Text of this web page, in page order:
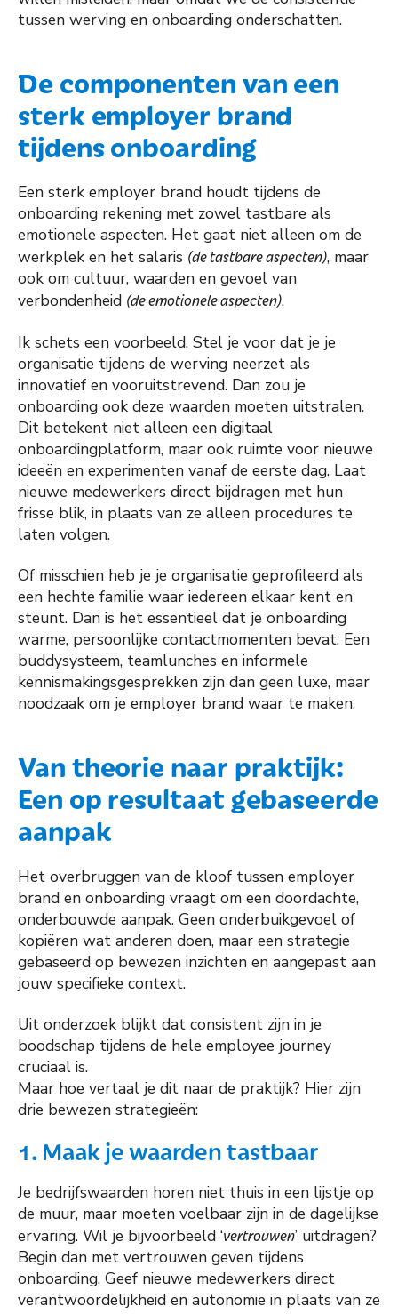
tussen werving en onboarding onderschatten.
De componenten van een
sterk employer brand
tijdens onboarding
Een sterk employer brand houdt tijdens de
onboarding rekening met zowel tastbare als
emotionele aspecten. Het gaat niet alleen om de
werkplek en het salaris (de tastbare aspecten), maar
ook om cultuur, waarden en gevoel van
verbondenheid (de emotionele aspecten).
Ik schets een voorbeeld. Stel je voor dat je je
organisatie tijdens de werving neerzet als
innovatief en vooruitstrevend. Dan zou je
onboarding ook deze waarden moeten uitstralen.
Dit betekent niet alleen een digitaal
onboardingplatform, maar ook ruimte voor nieuwe
ideeën en experimenten vanaf de eerste dag. Laat
nieuwe medewerkers direct bijdragen met hun
frisse blik, in plaats van ze alleen procedures te
laten volgen.
Of misschien heb je je organisatie geprofileerd als
een hechte familie waar iedereen elkaar kent en
steunt. Dan is het essentieel dat je onboarding
warme, persoonlijke contactmomenten bevat. Een
buddysysteem, teamlunches en informele
kennismakingsgesprekken zijn dan geen luxe, maar
noodzaak om je employer brand waar te maken.
Van theorie naar praktijk:
Een op resultaat gebaseerde
aanpak
Het overbruggen van de kloof tussen employer
brand en onboarding vraagt om een doordachte,
onderbouwde aanpak. Geen onderbuikgevoel of
kopiëren wat anderen doen, maar een strategie
gebaseerd op bewezen inzichten en aangepast aan
jouw specifieke context.
Uit onderzoek blijkt dat consistent zijn in je
boodschap tijdens de hele employee journey
cruciaal is.
Maar hoe vertaal je dit naar de praktijk? Hier zijn
drie bewezen strategieën:
1. Maak je waarden tastbaar
Je bedrijfswaarden horen niet thuis in een lijstje op
de muur, maar moeten voelbaar zijn in de dagelijkse
ervaring. Wil je bijvoorbeeld ‘vertrouwen’ uitdragen?
Begin dan met vertrouwen geven tijdens
onboarding. Geef nieuwe medewerkers direct
verantwoordelijkheid en autonomie in plaats van ze